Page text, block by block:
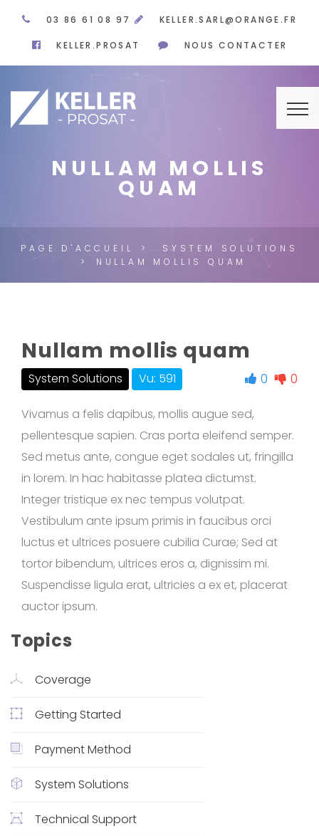
03 86 61 08 97 KELLER.SARL@ORANGE.FR
KELLER.PROSAT NOUS CONTACTER
NULLAM MOLLIS
QUAM
PAGE D'ACCUEIL
SYSTEM SOLUTIONS
NULLAM MOLLIS QUAM
Nullam mollis quam
System Solutions Vu: 591 0 0
Vivamus a felis dapibus, mollis augue sed,
pellentesque sapien. Cras porta eleifend semper.
Sed metus ante, congue eget sodales ut, fringilla
in lorem. In hac habitasse platea dictumst.
Integer tristique ex nec tempus volutpat.
Vestibulum ante ipsum primis in faucibus orci
luctus et ultrices posuere cubilia Curae; Sed at
tortor bibendum, ultrices eros a, dignissim mi.
Suspendisse ligula erat, ultricies a ex et, placerat
auctor ipsum.
Topics
Coverage
Getting Started
Payment Method
System Solutions
Technical Support